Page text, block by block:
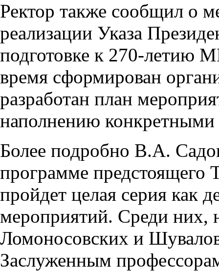
Ректор также сообщил о
реализации Указа
подготовке к 270-летию
время сформирован
разработан план
наполнению
Более подробно В.А.
программе предстоящего
пройдет целая серия как
мероприятий. Среди них,
Ломоносовских и
Заслуженным